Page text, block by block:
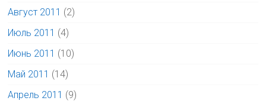
Август 2011 (2)
Июль 2011 (4)
Июнь 2011 (10)
Май 2011 (14)
Апрель 2011 (9)